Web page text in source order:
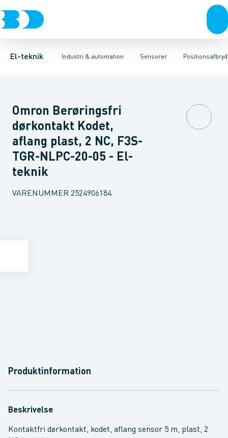
El-teknik Industri & automation
Afbrydere, stikkontakter & lampeudtagForgreningsmateriel
Sensorer
Industristiksystemer Frekvensomformere og softstartere
Trykafbryder Induktiv aftasterEnvejs lysgitter
Omron Berøringsfri
dørkontakt Kodet,
aflang plast, 2 NC, F3S-
TGR-NLPC-20-05 - El-
teknik
VARENUMMER 2524906184
Produktinformation
Beskrivelse
Kontaktfri dørkontakt, kodet, aflang sensor 5 m, plast, 2